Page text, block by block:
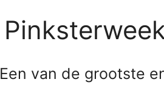
Een van de grootste